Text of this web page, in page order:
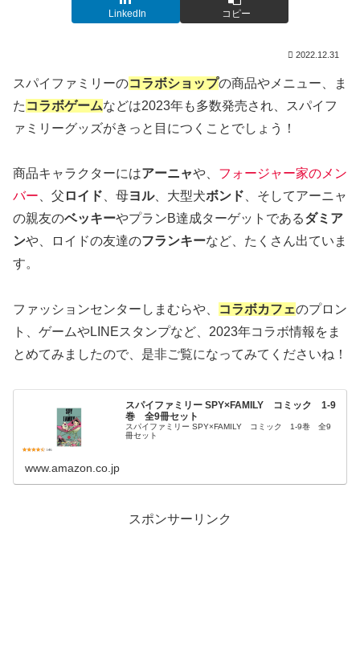
LinkedIn コピー
2022.12.31
スパイファミリーのコラボショップの商品やメニュー、ま
た コラボゲームなどは2023年も多数発売され、スパイフ
ァミリーグッズがきっと目につくことでしょう！
商品キャラクターにはアーニャや、 フォージャー家のメン
バー 、父 ロイド 、母ヨル、大型犬ボンド 、そしてアーニャ
の親友のベッキーやプランB達成ターゲットであるダミア
ンや、ロイドの友達のフランキーなど、たくさん出ていま
す。
ファッションセンターしまむらや、 コラボカフェのプロン
ト、ゲームやLINEスタンプなど、2023年コラボ情報をま
とめてみましたので、是非ご覧になってみてくださいね！
スパイファミリー SPY×FAMILY コミック 1-9
巻 全9冊セット
スパイファミリー SPY×FAMILY コミック 1-9巻 全9
冊セット
www.amazon.co.jp
スポンサーリンク